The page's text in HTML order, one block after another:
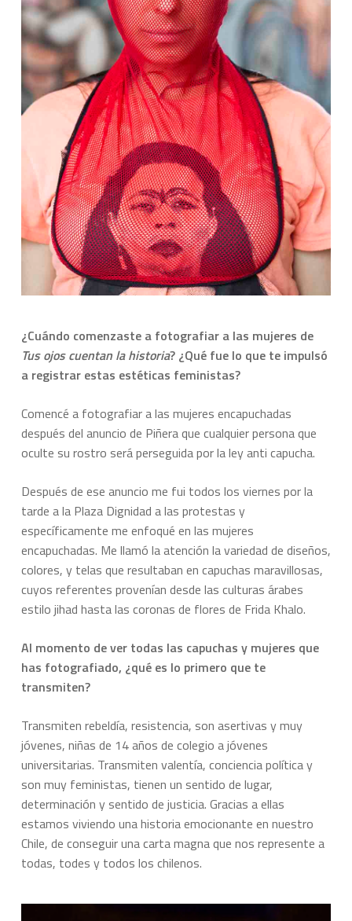
¿Cuándo comenzaste a fotografiar a las mujeres de
Tus ojos cuentan la historia? ¿Qué fue lo que te impulsó
a registrar estas estéticas feministas?
Comencé a fotografiar a las mujeres encapuchadas
después del anuncio de Piñera que cualquier persona que
oculte su rostro será perseguida por la ley anti capucha.
Después de ese anuncio me fui todos los viernes por la
tarde a la Plaza Dignidad a las protestas y
específicamente me enfoqué en las mujeres
encapuchadas. Me llamó la atención la variedad de diseños,
colores, y telas que resultaban en capuchas maravillosas,
cuyos referentes provenían desde las culturas árabes
estilo jihad hasta las coronas de flores de Frida Khalo.
Al momento de ver todas las capuchas y mujeres que
has fotografiado, ¿qué es lo primero que te
transmiten?
Transmiten rebeldía, resistencia, son asertivas y muy
jóvenes, niñas de 14 años de colegio a jóvenes
universitarias. Transmiten valentía, conciencia política y
son muy feministas, tienen un sentido de lugar,
determinación y sentido de justicia. Gracias a ellas
estamos viviendo una historia emocionante en nuestro
Chile, de conseguir una carta magna que nos represente a
todas, todes y todos los chilenos.